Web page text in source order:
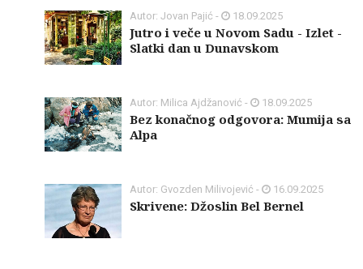
Autor: Jovan Pajić - 18.09.2025
Jutro i veče u Novom Sadu - Izlet -
Slatki dan u Dunavskom
Autor: Milica Ajdžanović - 18.09.2025
Bez konačnog odgovora: Mumija sa
Alpa
Autor: Gvozden Milivojević - 16.09.2025
Skrivene: Džoslin Bel Bernel